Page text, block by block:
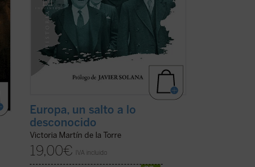
Europa, un salto a lo
desconocido
Victoria Martín de la Torre
19,00€ IVA incluido